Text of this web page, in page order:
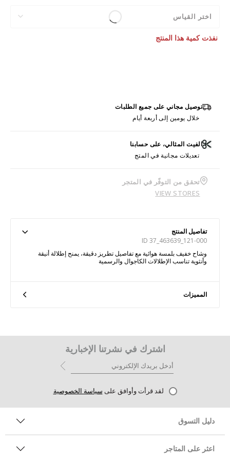
اختر القياس
نفذت كمية هذا المنتج
توصيل مجاني على جميع الطلبات
خلال يومين إلى أربعة أيام
الفيت المثالي، على حسابنا
تعديلات مجانية في المتج
تحقق من التوفّر في المتجر
VIEW STORES
تفاصيل المنتج
ID 37_463639_121-000
وشاح خفيف بلمسة هوائية مع تفاصيل تطريز دقيقة، يمنح إطلالة أنيقة
وأنثوية تناسب الإطلالات الكاجوال والرسمية
المميزات
اشترك في نشرتنا الإخبارية
لقد قرأت وأوافق على سياسة الخصوصية
دليل التسوق
اعثر على المتاجر